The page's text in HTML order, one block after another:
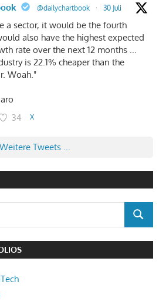
@dailychartbook · 30 Juli
a sector, it would be the fourth
also have the highest expected
rate over the next 12 months ...
is 22.1% cheaper than the
Woah."
34 X
Weitere Tweets ...
SUCHEN